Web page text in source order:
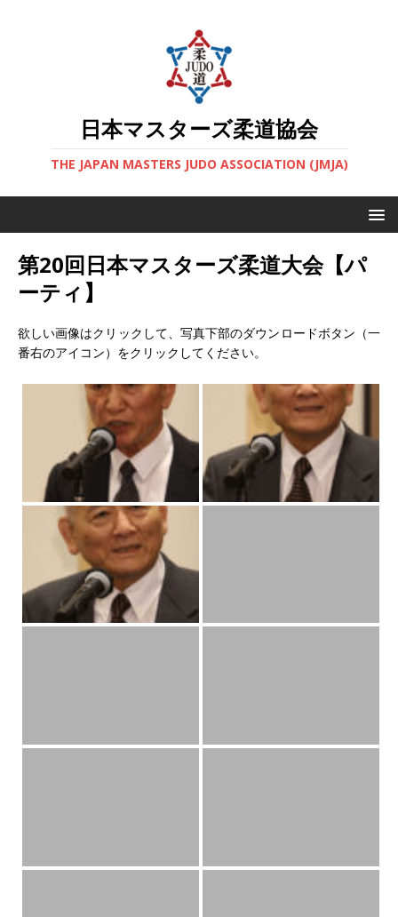
日本マスターズ柔道協会
THE JAPAN MASTERS JUDO ASSOCIATION (JMJA)
第20回日本マスターズ柔道大会【パ
ーティ】
欲しい画像はクリックして、写真下部のダウンロードボタン（一
番右のアイコン）をクリックしてください。